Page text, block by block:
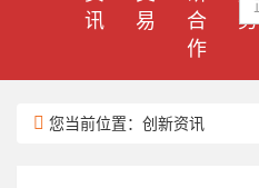
讯
易
合
作
务
您当前位置：创新资讯